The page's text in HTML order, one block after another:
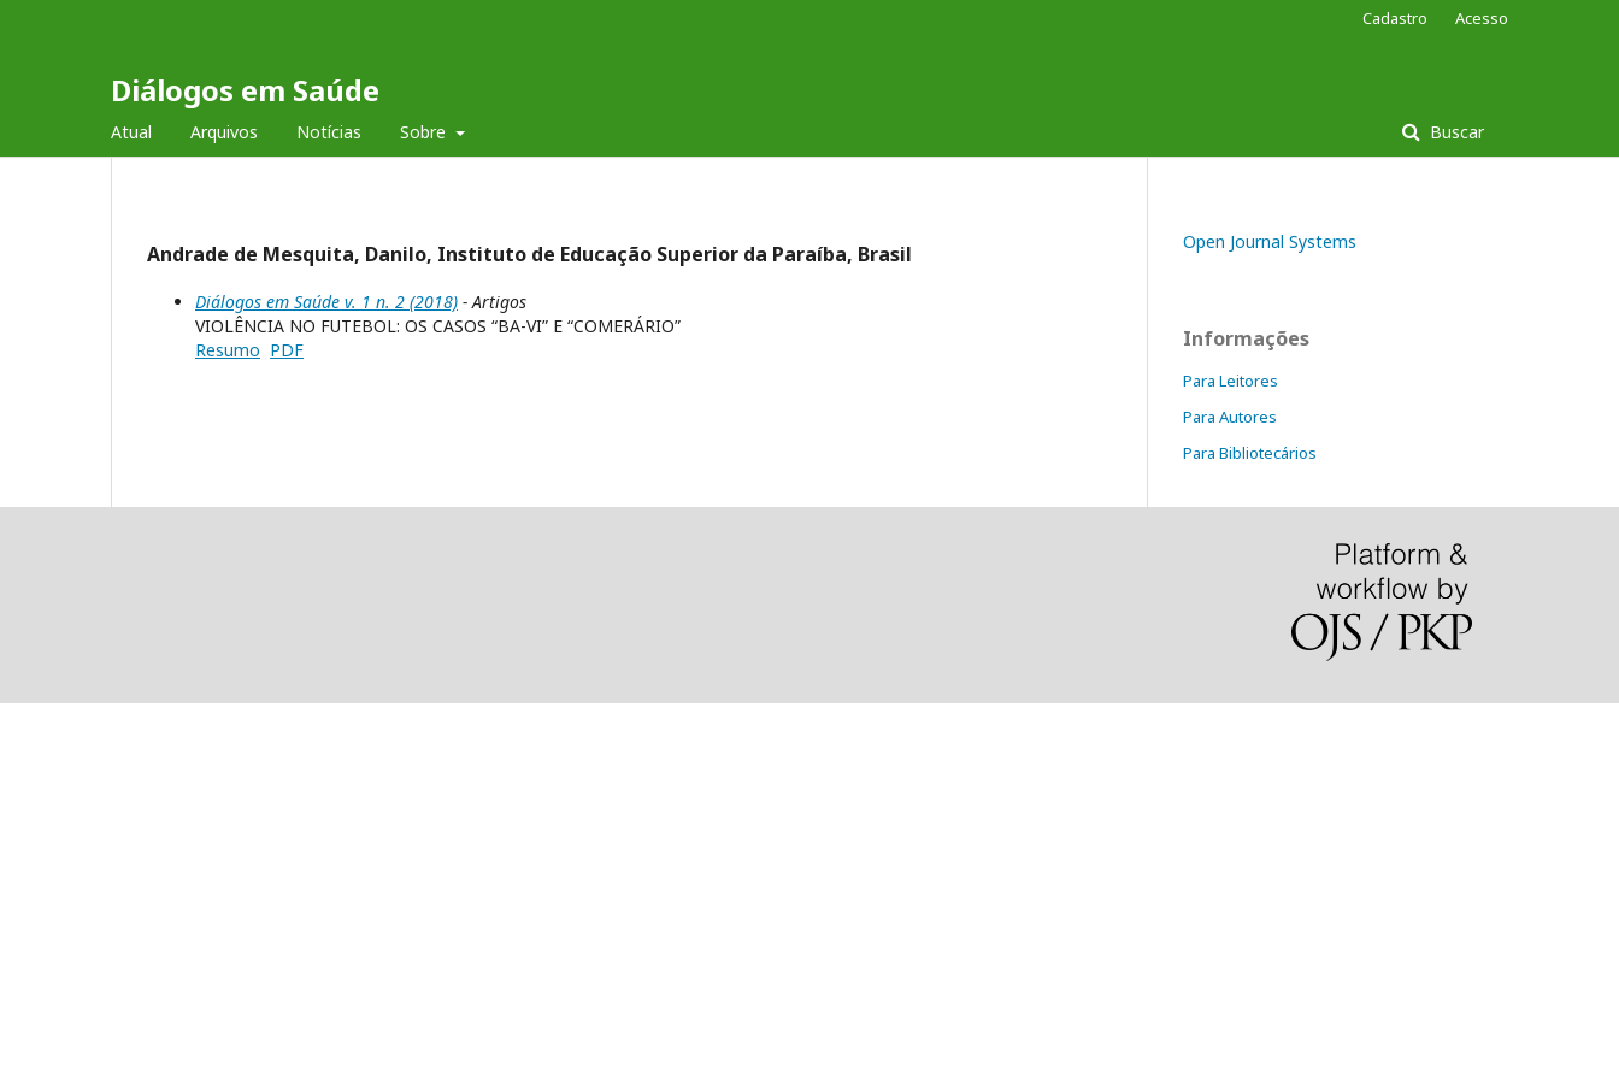
Diálogos em Saúde
Atual Arquivos Notícias Sobre Buscar
Cadastro Acesso
Andrade de Mesquita, Danilo, Instituto de Educação Superior da Paraíba, Brasil
Diálogos em Saúde v. 1 n. 2 (2018) - Artigos
VIOLÊNCIA NO FUTEBOL: OS CASOS “BA-VI” E “COMERÁRIO”
Resumo PDF
Open Journal Systems
Informações
Para Leitores
Para Autores
Para Bibliotecários